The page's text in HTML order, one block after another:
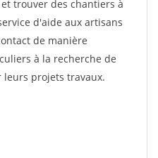
trouver des chantiers à
d'aide aux artisans
de manière
à la recherche de
projets travaux.